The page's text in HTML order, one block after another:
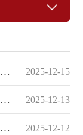
2025-12-15
2025-12-13
2025-12-12